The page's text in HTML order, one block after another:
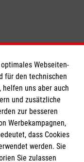
Webseiten-
für den technischen
uns aber auch
und zusätzliche
zur besseren
Werbekampagnen,
dass Cookies
werden. Sie
Sie zulassen